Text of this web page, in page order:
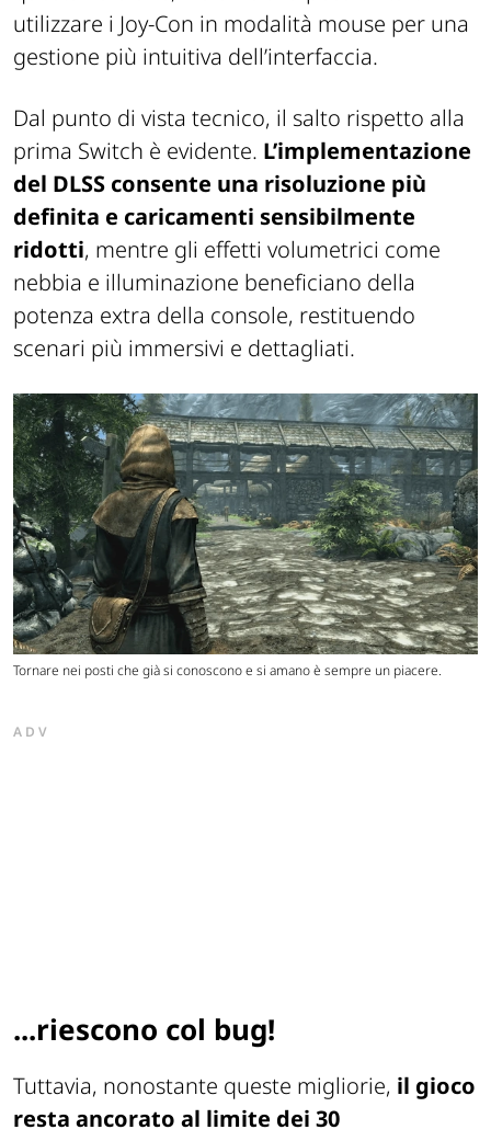
utilizzare i Joy-Con in modalità mouse per una
gestione più intuitiva dell’interfaccia.
Dal punto di vista tecnico, il salto rispetto alla
prima Switch è evidente. L’implementazione
del DLSS consente una risoluzione più
definita e caricamenti sensibilmente
ridotti, mentre gli effetti volumetrici come
nebbia e illuminazione beneficiano della
potenza extra della console, restituendo
scenari più immersivi e dettagliati.
Tornare nei posti che già si conoscono e si amano è sempre un piacere.
ADV
...riescono col bug!
Tuttavia, nonostante queste migliorie, il gioco
resta ancorato al limite dei 30